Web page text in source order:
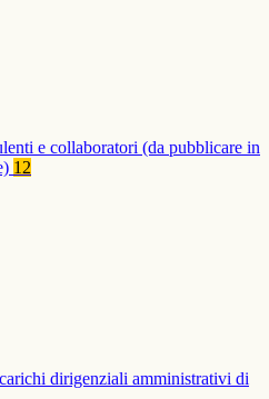
e collaboratori (da pubblicare in
12
dirigenziali amministrativi di